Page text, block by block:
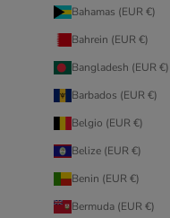
Bahamas (EUR €)
Bahrein (EUR €)
Bangladesh (EUR €)
Barbados (EUR €)
Belgio (EUR €)
Belize (EUR €)
Benin (EUR €)
Bermuda (EUR €)